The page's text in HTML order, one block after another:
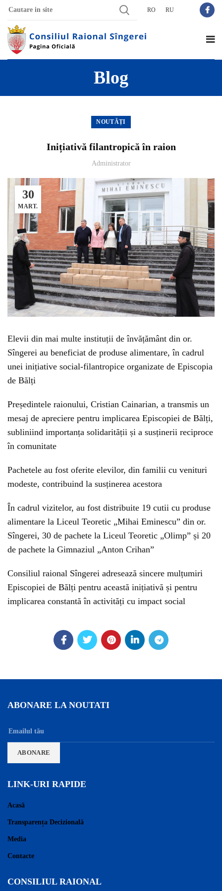
RO RU
Blog
NOUTĂȚI
Inițiativă filantropică în raion
Administrator
30
MART.
Elevii din mai multe instituții de învățământ din or.
Sîngerei au beneficiat de produse alimentare, în cadrul
unei inițiative social-filantropice organizate de Episcopia
de Bălți
Președintele raionului, Cristian Cainarian, a transmis un
mesaj de apreciere pentru implicarea Episcopiei de Bălți,
subliniind importanța solidarității și a susținerii reciproce
în comunitate
Pachetele au fost oferite elevilor, din familii cu venituri
modeste, contribuind la susținerea acestora
În cadrul vizitelor, au fost distribuite 19 cutii cu produse
alimentare la Liceul Teoretic „Mihai Eminescu” din or.
Sîngerei, 30 de pachete la Liceul Teoretic „Olimp” și 20
de pachete la Gimnaziul „Anton Crihan”
Consiliul raional Sîngerei adresează sincere mulțumiri
Episcopiei de Bălți pentru această inițiativă și pentru
implicarea constantă în activități cu impact social
ABONARE LA NOUTATI
LINK-URI RAPIDE
Acasă
Transparența Decizională
Media
Contacte
CONSILIUL RAIONAL